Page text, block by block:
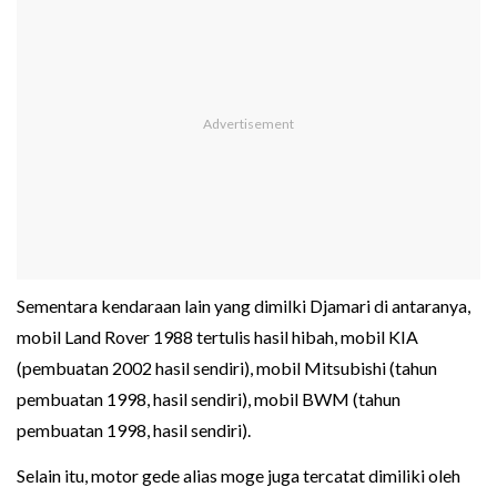
Sementara kendaraan lain yang dimilki Djamari di antaranya,
mobil Land Rover 1988 tertulis hasil hibah, mobil KIA
(pembuatan 2002 hasil sendiri), mobil Mitsubishi (tahun
pembuatan 1998, hasil sendiri), mobil BWM (tahun
pembuatan 1998, hasil sendiri).
Selain itu, motor gede alias moge juga tercatat dimiliki oleh